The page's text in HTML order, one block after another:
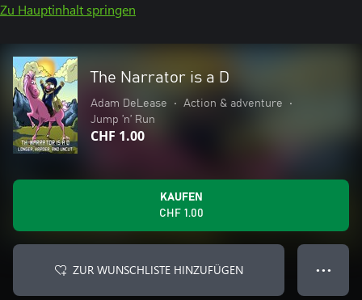
Zu Hauptinhalt springen
The Narrator is a D
Adam DeLease • Action & adventure
•
Jump ’n’ Run
CHF 1.00
KAUFEN
CHF 1.00
ZUR WUNSCHLISTE HINZUFÜGEN ● ● ●